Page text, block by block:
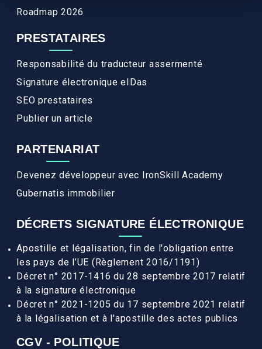
Roadmap 2026
PRESTATAIRES
Responsabilité du traducteur assermenté
Signature électronique eIDas
SEO prestataires
Publier un article
PARTENARIAT
Devenez développeur avec IronSkill Academy
Gubernatis immobilier
DÉCRETS SIGNATURE ÉLECTRONIQUE
Apostille et légalisation, fin de l'obligation entre
les pays de l’UE (Règlement 2016/1191)
Décret n° 2017-1416 du 28 septembre 2017 relatif
à la signature électronique
Décret n° 2021-1205 du 17 septembre 2021 relatif
à la légalisation et à l'apostille des actes publics
CGV - POLITIQUE